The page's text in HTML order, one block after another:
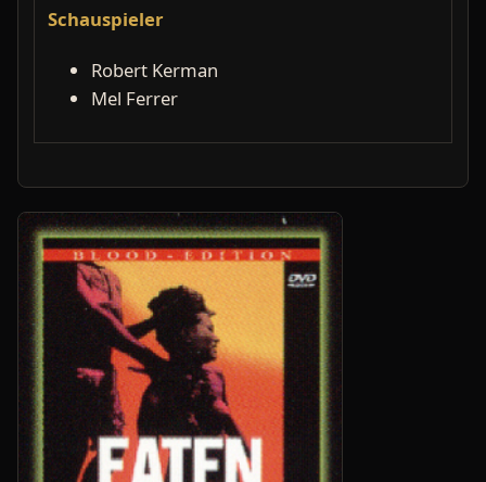
Schauspieler
Robert Kerman
Mel Ferrer